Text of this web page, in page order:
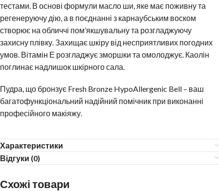
тестами. В основі формули масло ши, яке має поживну та
регенеруючу дію, а в поєднанні з карнаубським воском
створює на обличчі пом’якшувальну та розгладжуючу
захисну плівку. Захищає шкіру від несприятливих погодних
умов. Вітамін Е розгладжує зморшки та омолоджує. Каолін
поглинає надлишок шкірного сала.
Пудра, що бронзує Fresh Bronze HypoAllergenic Bell – ваш
багатофункціональний надійний помічник при виконанні
професійного макіяжу.
Характеристики
Відгуки (0)
Схожі товари